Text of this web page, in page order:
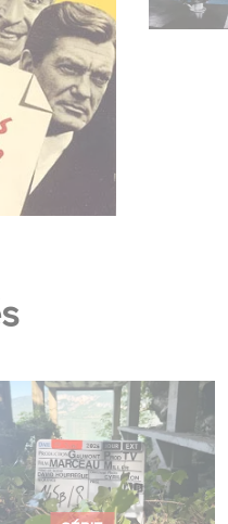
de la mini-série
de Marceau
a débuté